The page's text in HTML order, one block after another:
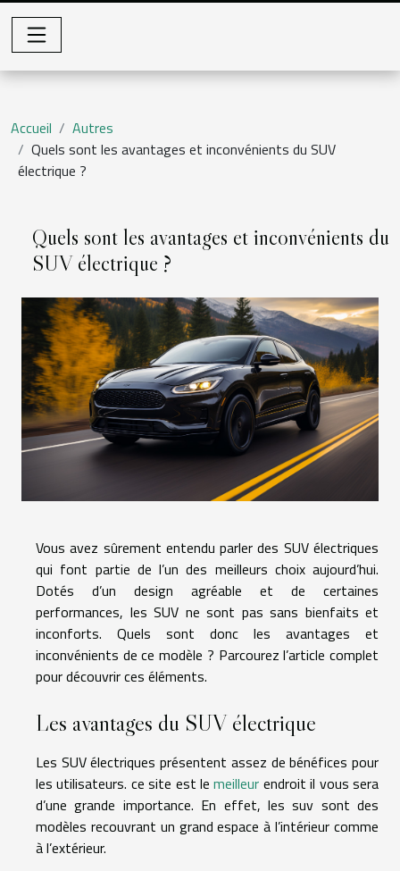
Accueil
Autres
Quels sont les avantages et inconvénients du SUV
électrique ?
Quels sont les avantages et inconvénients du
SUV électrique ?
Vous avez sûrement entendu parler des SUV électriques
qui font partie de l’un des meilleurs choix aujourd’hui.
Dotés d’un design agréable et de certaines
performances, les SUV ne sont pas sans bienfaits et
inconforts. Quels sont donc les avantages et
inconvénients de ce modèle ? Parcourez l’article complet
pour découvrir ces éléments.
Les avantages du SUV électrique
Les SUV électriques présentent assez de bénéfices pour
les utilisateurs. ce site est lemeilleur endroit il vous sera
d’une grande importance. En effet, les suv sont des
modèles recouvrant un grand espace à l’intérieur comme
à l’extérieur.